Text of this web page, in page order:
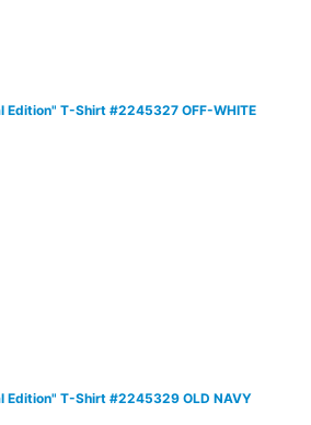
Edition" T-Shirt #2245327 OFF-WHITE
Edition" T-Shirt #2245329 OLD NAVY